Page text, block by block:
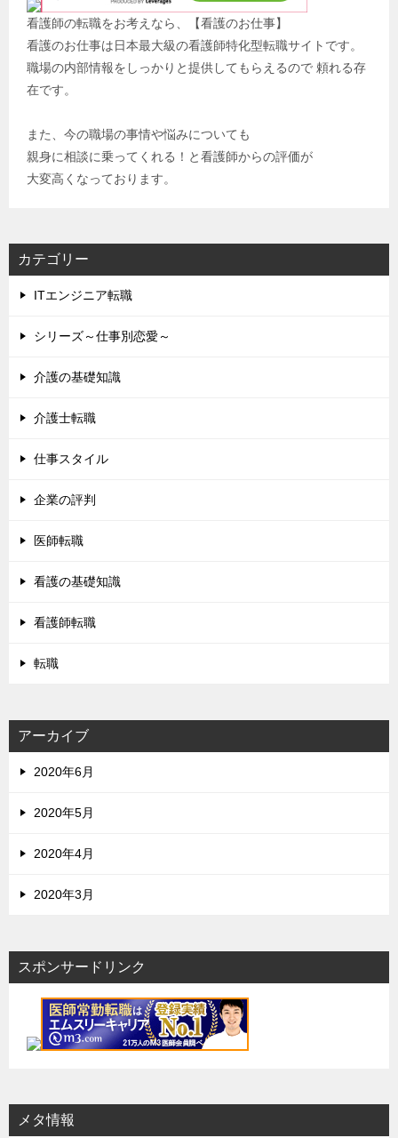
看護師の転職をお考えなら、【看護のお仕事】
看護のお仕事は日本最大級の看護師特化型転職サイトです。
職場の内部情報をしっかりと提供してもらえるので 頼れる存
在です。
また、今の職場の事情や悩みについても
親身に相談に乗ってくれる！と看護師からの評価が
大変高くなっております。
カテゴリー
ITエンジニア転職
シリーズ～仕事別恋愛～
介護の基礎知識
介護士転職
仕事スタイル
企業の評判
医師転職
看護の基礎知識
看護師転職
転職
アーカイブ
2020年6月
2020年5月
2020年4月
2020年3月
スポンサードリンク
メタ情報